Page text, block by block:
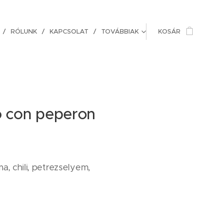
RÓLUNK KAPCSOLAT TOVÁBBIAK KOSÁR
con peperon
chili, petrezselyem,